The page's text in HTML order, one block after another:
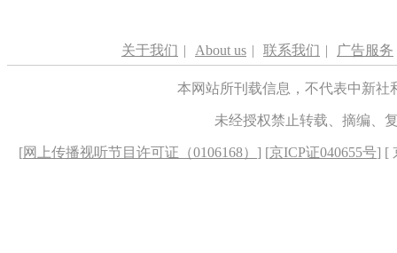
关于我们 | About us | 联系我们 | 广告服务
本网站所刊载信息，不代表中新
未经授权禁止转载、摘编、
[网上传播视听节目许可证（0106168） ] [京ICP证040655号] [